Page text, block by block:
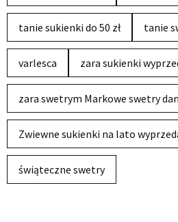
tanie sukienki do 50 zł tanie
varlesca zara sukienki
zara swetrym Markowe swetry
Zwiewne sukienki na lato
świąteczne swetry